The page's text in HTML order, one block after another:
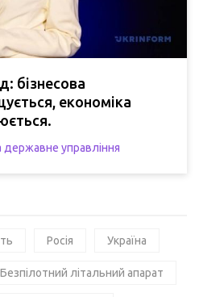
бізнесова
економіка
державне управління
Росія Україна
Безпілотний літальний апарат